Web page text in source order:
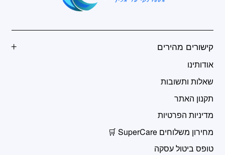
קישורים מהירים
אודותינו
שאלות ותשובות
תקנון האתר
מדיניות הפרטיות
מחירון משלוחים SuperCare 🛒
טופס ביטול עסקה